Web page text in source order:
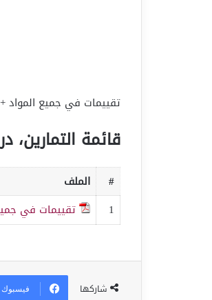
تقييمات في جميع المواد +
قائمة التمارين،
# الملف
1
تقييمات في
شاركها فيسبوك